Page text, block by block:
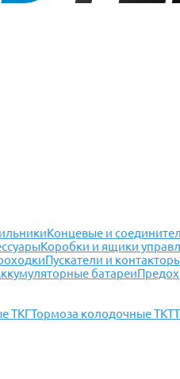
Концевые и
Коробки и ящики
Пускатели и
батареи
ТКГТормоза колодочные ТКТ